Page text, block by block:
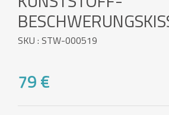
SKU : STW-000519
79 €